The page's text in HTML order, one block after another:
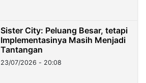
Sister City: Peluang Besar, tetapi
Implementasinya Masih Menjadi
Tantangan
23/07/2026 - 20:08